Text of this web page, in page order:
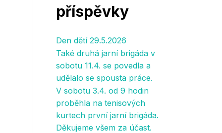
příspěvky
Den dětí 29.5.2026
Také druhá jarní brigáda v
sobotu 11.4. se povedla a
udělalo se spousta práce.
V sobotu 3.4. od 9 hodin
proběhla na tenisových
kurtech první jarní brigáda.
Děkujeme všem za účast.